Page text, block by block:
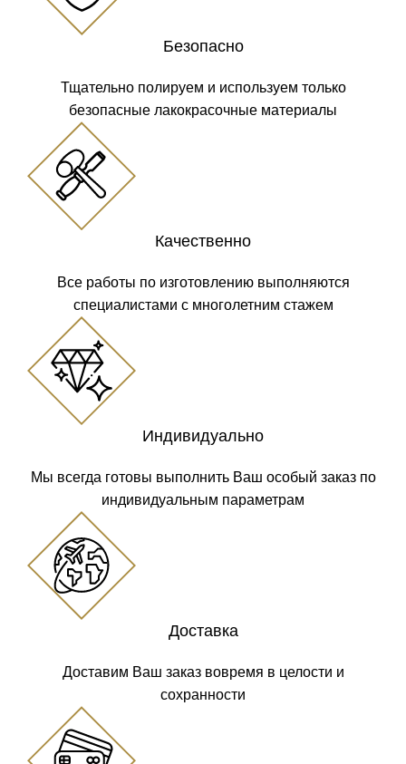
Безопасно
Тщательно полируем и используем только
безопасные лакокрасочные материалы
Качественно
Все работы по изготовлению выполняются
специалистами с многолетним стажем
Индивидуально
Мы всегда готовы выполнить Ваш особый заказ по
индивидуальным параметрам
Доставка
Доставим Ваш заказ вовремя в целости и
сохранности